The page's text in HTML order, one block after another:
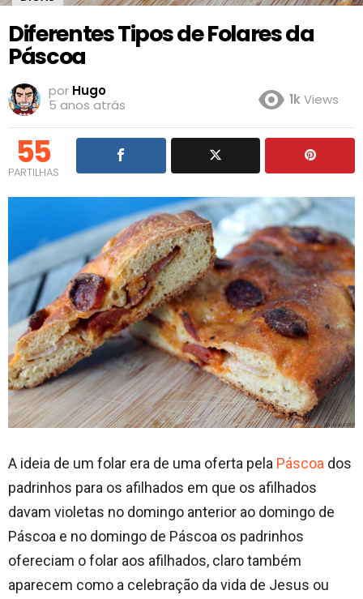
Diferentes Tipos de Folares da
Páscoa
por Hugo
5 anos atrás
1kViews
55
PARTILHAS
A ideia de um folar era de uma oferta pela Páscoa dos
padrinhos para os afilhados em que os afilhados
davam violetas no domingo anterior ao domingo de
Páscoa e no domingo de Páscoa os padrinhos
ofereciam o folar aos afilhados, claro também
aparecem como a celebração da vida de Jesus ou